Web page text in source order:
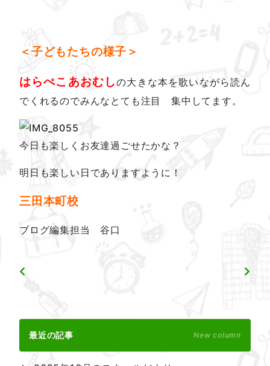
＜子どもたちの様子＞
はらぺこあおむしの大きな本を歌いながら読ん
でくれるのでみんなとても注目 集中してます。
今日も楽しくお友達過ごせたかな？
明日も楽しい日でありますように！
三田本町校
ブログ編集担当 谷口
最近の記事 New column